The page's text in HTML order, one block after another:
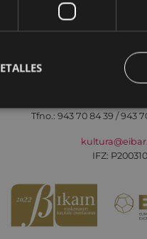
Aviso legal
Todas las redes
Tfno.: 943 70 84 39 / 943
IFZ: